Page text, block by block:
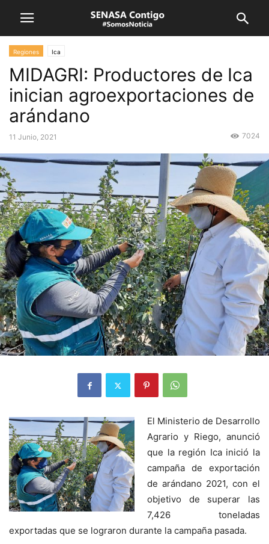
Regiones Ica
MIDAGRI: Productores de Ica
inician agroexportaciones de
arándano
11 Junio, 2021 7024
El Ministerio de Desarrollo
Agrario y Riego, anunció
que la región Ica inició la
campaña de exportación
de arándano 2021, con el
objetivo de superar las
7,426 toneladas
exportadas que se lograron durante la campaña pasada.